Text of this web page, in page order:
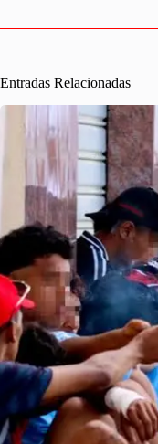
Entradas Relacionadas